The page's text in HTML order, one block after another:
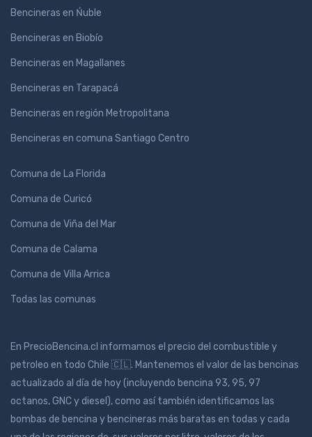
Bencineras en Ńuble
Bencineras en Biobío
Bencineras en Magallanes
Bencineras en Tarapacá
Bencineras en región Metropolitana
Bencineras en comuna Santiago Centro
Comuna de La Florida
Comuna de Curicó
Comuna de Viña del Mar
Comuna de Calama
Comuna de Villa Arrica
Todas las comunas
En PrecioBencina.cl informamos el precio del combustible y
petroleo en todo Chile 🇨🇱. Mantenemos el valor de las bencinas
actualizado al día de hoy (incluyendo bencina 93, 95, 97
octanos, GNC y diesel), como así también identificamos las
bombas de bencina y bencineras más baratas en todas y cada